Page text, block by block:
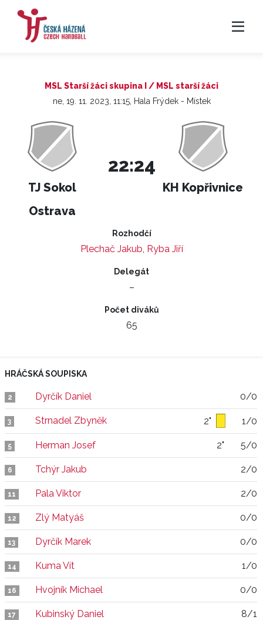
MSL Starší žáci skupina I / MSL starší žáci
ne, 19. 11. 2023, 11:15, Hala Frýdek - Místek
TJ Sokol
Ostrava
22:24
KH Kopřivnice
Rozhodčí
Plechač Jakub, Ryba Jiří
Delegát
–
Počet diváků
65
HRÁČSKÁ SOUPISKA
2 Dyrčík Daniel 0/0
3 Strnadel Zbyněk 2" 1/0
5 Herman Josef 2" 5/0
6 Tchýr Jakub 2/0
11 Pala Viktor 2/0
12 Zlý Matyáš 0/0
13 Dyrčík Marek 0/0
14 Kuma Vít 1/0
16 Hvojník Michael 0/0
17 Kubinský Daniel 8/1